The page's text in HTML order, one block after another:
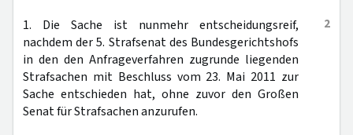
2
1. Die Sache ist nunmehr entscheidungsreif,
nachdem der 5. Strafsenat des Bundesgerichtshofs
in den den Anfrageverfahren zugrunde liegenden
Strafsachen mit Beschluss vom 23. Mai 2011 zur
Sache entschieden hat, ohne zuvor den Großen
Senat für Strafsachen anzurufen.